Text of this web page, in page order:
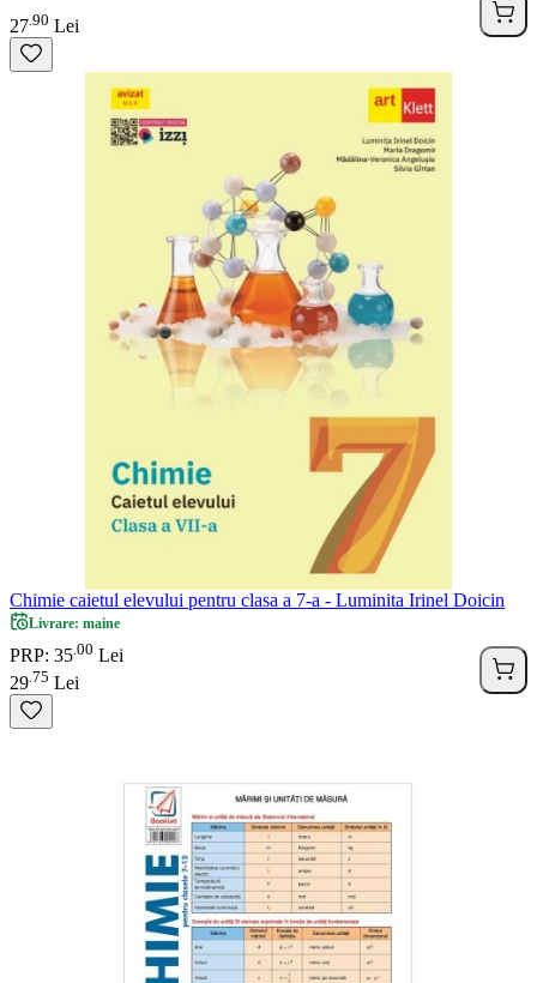
27 90 Lei
Chimie caietul elevului pentru clasa a 7-a - Luminita Irinel Doicin
Livrare: maine
PRP: 35 00 Lei
29 75 Lei